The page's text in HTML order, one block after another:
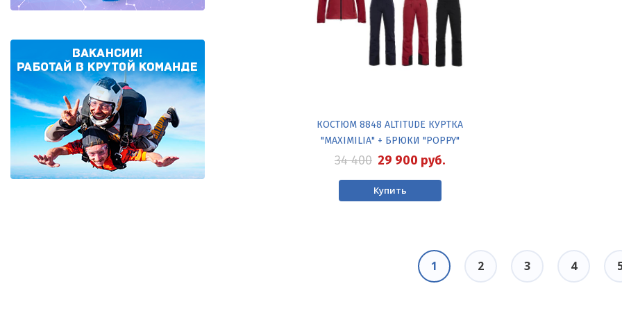
КОСТЮМ 8848 ALTITUDE КУРТКА
"MAXIMILIA" + БРЮКИ "POPPY"
34 400 29 900 руб.
Купить
Текущая
1 Page
2 Page
3 Page
4